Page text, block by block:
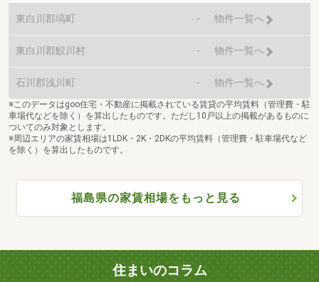
東白川郡塙町 - 物件一覧へ
東白川郡鮫川村 - 物件一覧へ
石川郡浅川町 - 物件一覧へ
※このデータはgoo住宅・不動産に掲載されている賃貸の平均賃料（管理費・駐
車場代などを除く）を算出したものです。ただし10戸以上の掲載があるものに
ついてのみ対象とします。
※周辺エリアの家賃相場は1LDK・2K・2DKの平均賃料（管理費・駐車場代など
を除く）を算出したものです。
福島県の家賃相場をもっと見る
住まいのコラム